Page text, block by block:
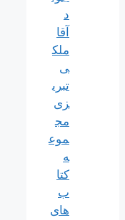
آقا
ملک
ی
تبری
زی
مج
موع
ه
کتا
ب
های